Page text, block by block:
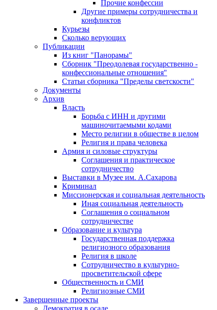
Прочие конфессии
Другие примеры сотрудничества и
конфликтов
Курьезы
Сколько верующих
Публикации
Из книг "Панорамы"
Сборник "Преодолевая государственно -
конфессиональные отношения"
Статьи сборника "Пределы светскости"
Документы
Архив
Власть
Борьба с ИНН и другими
машиночитаемыми кодами
Место религии в обществе в целом
Религия и права человека
Армия и силовые структуры
Соглашения и практическое
сотрудничество
Выставки в Музее им. А.Сахарова
Криминал
Миссионерская и социальная деятельность
Иная социальная деятельность
Соглашения о социальном
сотрудничестве
Образование и культура
Государственная поддержка
религиозного образования
Религия в школе
Сотрудничество в культурно-
просветительской сфере
Общественность и СМИ
Религиозные СМИ
Завершенные проекты
Демократия в осаде